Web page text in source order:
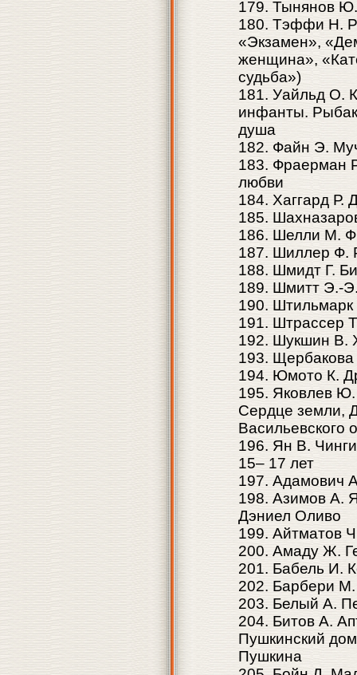
179. Тынянов
180. Тэффи Н.
«Экзамен»,
женщина»,
судьба»)
181. Уайльд О.
инфанты.
душа
182. Файн Э.
183. Фраерман
любви
184. Хаггард Р.
185.
186. Шелли М.
187. Шиллер Ф.
188. Шмидт Г.
189. Шмитт Э.-
190. Штильмарк
191. Штрассер
192. Шукшин В.
193. Щербакова
194. Юмото К.
195. Яковлев Ю.
Сердце земли,
Васильевского
196. Ян В.
15– 17 лет
197. Адамович
198. Азимов А.
Дэниел Оливо
199. Айтматов
200. Амаду Ж.
201. Бабель И.
202. Барбери М.
203. Белый А.
204. Битов А.
Пушкинский
Пушкина